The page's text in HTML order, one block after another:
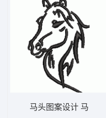
马头图案设计 马